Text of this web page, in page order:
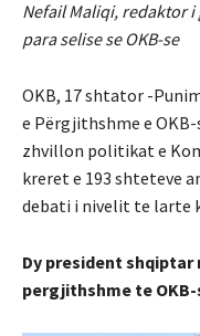
Nefail Maliqi, redaktor i
para selise se OKB-se
OKB, 17 shtator -
e Përgjithshme e
zhvillon politikat e
kreret e 193 shteteve
debati i nivelit te larte
Dy president shqiptar
pergjithshme te